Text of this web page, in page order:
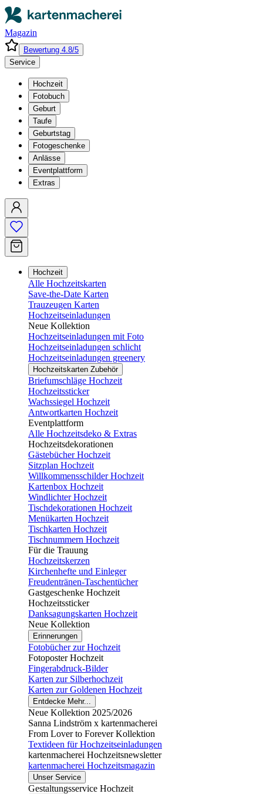
Magazin
Bewertung 4.8/5
Service
Hochzeit
Fotobuch
Geburt
Taufe
Geburtstag
Fotogeschenke
Anlässe
Eventplattform
Extras
Hochzeit
Alle Hochzeitskarten
Save-the-Date Karten
Trauzeugen Karten
Hochzeitseinladungen
Neue Kollektion
Hochzeitseinladungen mit Foto
Hochzeitseinladungen schlicht
Hochzeitseinladungen greenery
Hochzeitskarten Zubehör
Briefumschläge Hochzeit
Hochzeitssticker
Wachssiegel Hochzeit
Antwortkarten Hochzeit
Eventplattform
Alle Hochzeitsdeko & Extras
Hochzeitsdekorationen
Gästebücher Hochzeit
Sitzplan Hochzeit
Willkommensschilder Hochzeit
Kartenbox Hochzeit
Windlichter Hochzeit
Tischdekorationen Hochzeit
Menükarten Hochzeit
Tischkarten Hochzeit
Tischnummern Hochzeit
Für die Trauung
Hochzeitskerzen
Kirchenhefte und Einleger
Freudentränen-Taschentücher
Gastgeschenke Hochzeit
Hochzeitssticker
Danksagungskarten Hochzeit
Neue Kollektion
Erinnerungen
Fotobücher zur Hochzeit
Fotoposter Hochzeit
Fingerabdruck-Bilder
Karten zur Silberhochzeit
Karten zur Goldenen Hochzeit
Entdecke Mehr...
Neue Kollektion 2025/2026
Sanna Lindström x kartenmacherei
From Lover to Forever Kollektion
Textideen für Hochzeitseinladungen
kartenmacherei Hochzeitsnewsletter
kartenmacherei Hochzeitsmagazin
Unser Service
Gestaltungsservice Hochzeit